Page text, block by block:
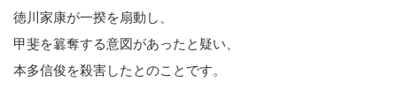
徳川家康が一揆を扇動し、
甲斐を簒奪する意図があったと疑い、
本多信俊を殺害したとのことです。